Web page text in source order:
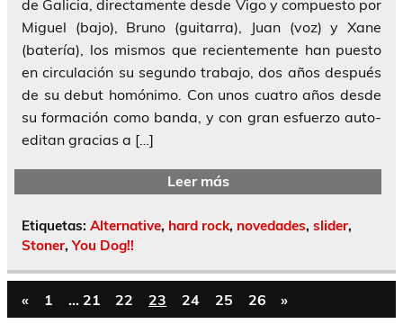
de Galicia, directamente desde Vigo y compuesto por
Miguel (bajo), Bruno (guitarra), Juan (voz) y Xane
(batería), los mismos que recientemente han puesto
en circulación su segundo trabajo, dos años después
de su debut homónimo. Con unos cuatro años desde
su formación como banda, y con gran esfuerzo auto-
editan gracias a […]
Leer más
Etiquetas: Alternative, hard rock, novedades, slider,
Stoner,You Dog!!
« 1 … 21 22 23 24 25 26 »